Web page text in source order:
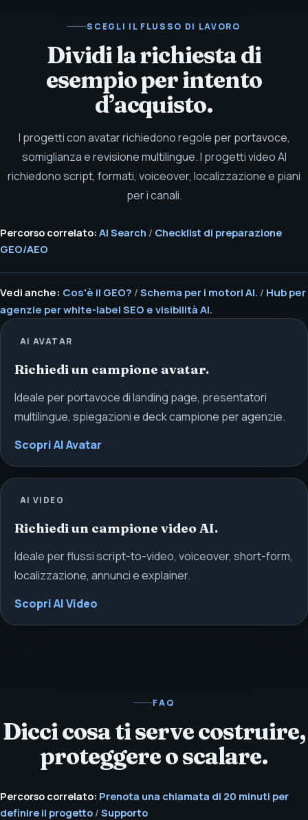
SCEGLI IL FLUSSO DI LAVORO
Dividi la richiesta di
esempio per intento
d’acquisto.
I progetti con avatar richiedono regole per portavoce,
somiglianza e revisione multilingue. I progetti video AI
richiedono script, formati, voiceover, localizzazione e piani
per i canali.
Percorso correlato: AI Search / Checklist di preparazione
GEO/AEO
Vedi anche: Cos'è il GEO? / Schema per i motori AI. / Hub per
agenzie per white-label SEO e visibilità AI.
AI AVATAR
Richiedi un campione avatar.
Ideale per portavoce di landing page, presentatori
multilingue, spiegazioni e deck campione per agenzie.
Scopri AI Avatar
AI VIDEO
Richiedi un campione video AI.
Ideale per flussi script-to-video, voiceover, short-form,
localizzazione, annunci e explainer.
Scopri AI Video
FAQ
Dicci cosa ti serve costruire,
proteggere o scalare.
Percorso correlato: Prenota una chiamata di 20 minuti per
definire il progetto / Supporto